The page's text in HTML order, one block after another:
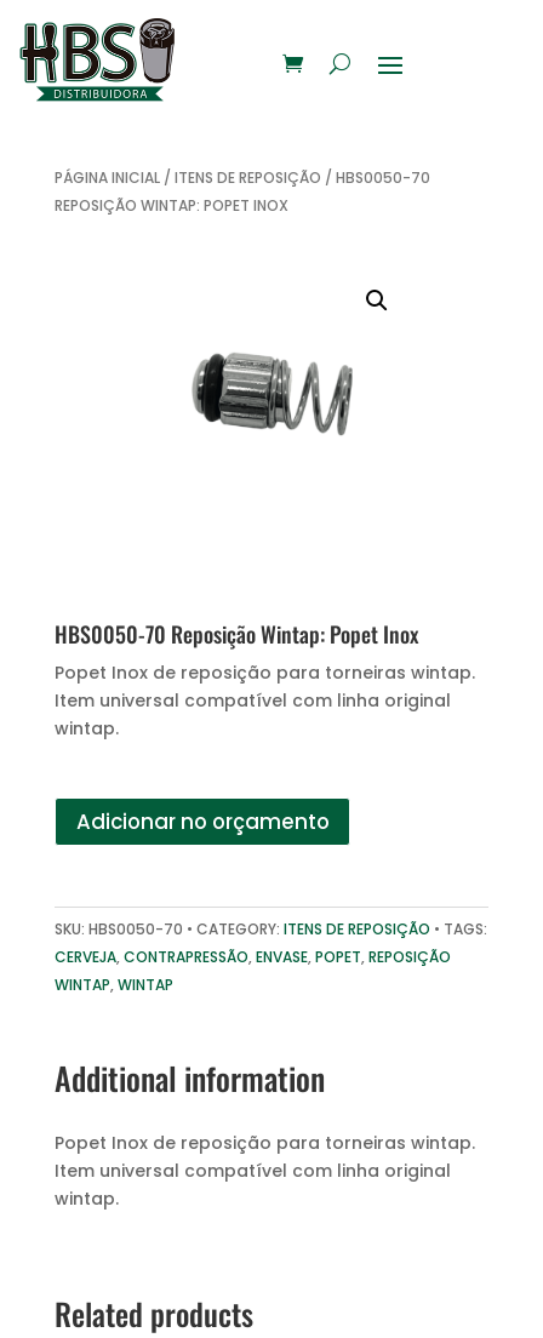
PÁGINA INICIAL/ ITENS DE REPOSIÇÃO / HBS0050-70
REPOSIÇÃO WINTAP: POPET INOX
HBS0050-70 Reposição Wintap: Popet Inox
Popet Inox de reposição para torneiras wintap.
Item universal compatível com linha original
wintap.
Adicionar no orçamento
SKU: HBS0050-70 CATEGORY: ITENS DE REPOSIÇÃO
TAGS:
CERVEJA,CONTRAPRESSÃO,ENVASE,POPET,REPOSIÇÃO
WINTAP,WINTAP
Additional information
Popet Inox de reposição para torneiras wintap.
Item universal compatível com linha original
wintap.
Related products